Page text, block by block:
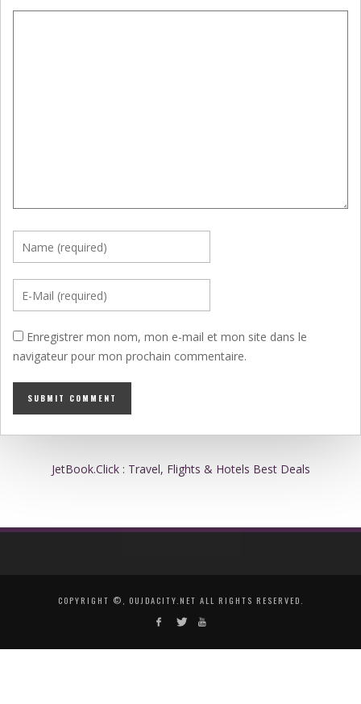
Enregistrer mon nom, mon e-mail et mon site dans le
navigateur pour mon prochain commentaire.
JetBook.Click : Travel, Flights & Hotels Best Deals
COPYRIGHT ©, OUJDACITY.NET ALL RIGHTS RESERVED.